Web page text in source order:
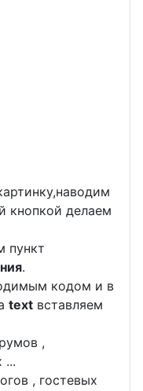
кнопкой делаем
пункт
.
кодом и в
text вставляем
,
...
, гостевых